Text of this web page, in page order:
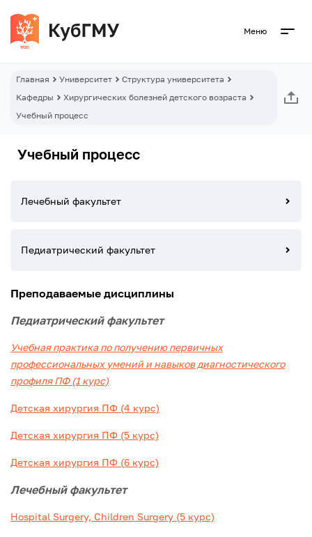
Меню
Главная Университет
Структура университета
Кафедры
Хирургических болезней детского возраста
Учебный процесс
Учебный процесс
Лечебный факультет
Педиатрический факультет
Преподаваемые дисциплины
Педиатрический факультет
Учебная практика по получению первичных
профессиональных умений и навыков диагностического
профиля ПФ (1 курс)
Детская хирургия ПФ (4 курс)
Детская хирургия ПФ (5 курс)
Детская хирургия ПФ (6 курс)
Лечебный факультет
Hospital Surgery, Children Surgery (5 курс)